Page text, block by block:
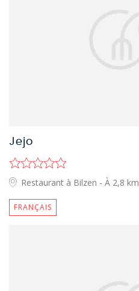
Jejo
Restaurant à Bilzen - À 2,8 km
FRANÇAIS